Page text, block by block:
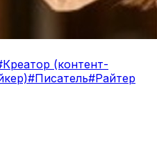
Креатор (контент-
#Писатель#Райтер